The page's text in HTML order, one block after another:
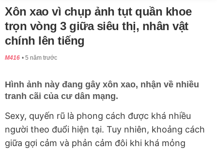
Xôn xao vì chụp ảnh tụt quần khoe
trọn vòng 3 giữa siêu thị, nhân vật
chính lên tiếng
M416 5 năm trước
Hình ảnh này đang gây xôn xao, nhận về nhiều
tranh cãi của cư dân mạng.
Sexy, quyến rũ là phong cách được khá nhiều
người theo đuổi hiện tại. Tuy nhiên, khoảng cách
giữa gợi cảm và phản cảm đôi khi khá mỏng